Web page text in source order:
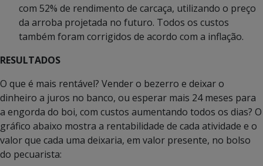
com 52% de rendimento de carcaça, utilizando o preço
da arroba projetada no futuro. Todos os custos
também foram corrigidos de acordo com a inflação.
RESULTADOS
O que é mais rentável? Vender o bezerro e deixar o
dinheiro a juros no banco, ou esperar mais 24 meses para
a engorda do boi, com custos aumentando todos os dias? O
gráfico abaixo mostra a rentabilidade de cada atividade e o
valor que cada uma deixaria, em valor presente, no bolso
do pecuarista: